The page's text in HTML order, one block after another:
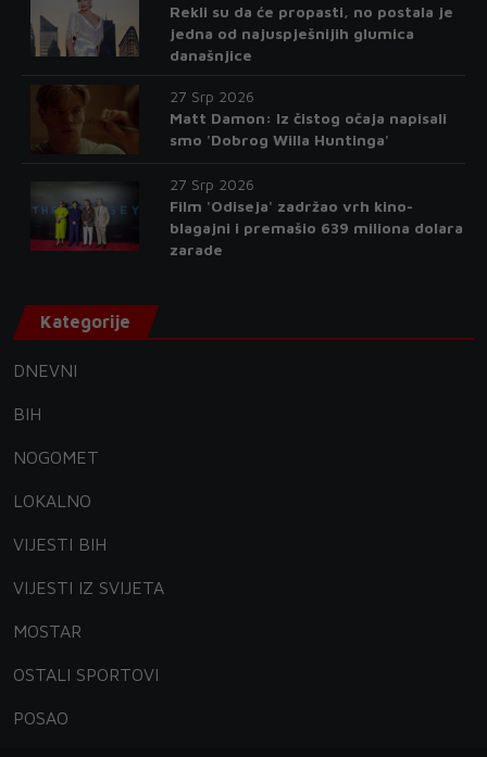
Rekli su da će propasti, no postala je
jedna od najuspješnijih glumica
današnjice
27 Srp 2026
Matt Damon: Iz čistog očaja napisali
smo 'Dobrog Willa Huntinga'
27 Srp 2026
Film 'Odiseja' zadržao vrh kino-
blagajni i premašio 639 miliona dolara
zarade
Kategorije
DNEVNI
BIH
NOGOMET
LOKALNO
VIJESTI BIH
VIJESTI IZ SVIJETA
MOSTAR
OSTALI SPORTOVI
POSAO